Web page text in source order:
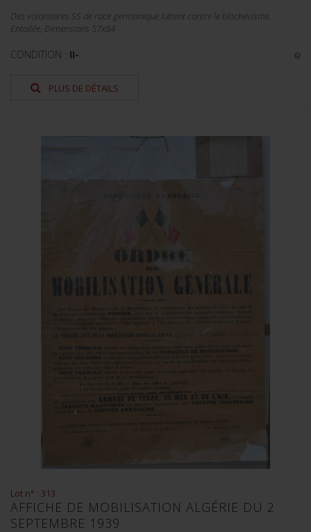
Des volontaires SS de race germanique luttent contre le blochévisme.
Entoilée, Dimensions 57x84
CONDITION : II-
PLUS DE DÉTAILS
Lot n° : 313
AFFICHE DE MOBILISATION ALGÉRIE DU 2
SEPTEMBRE 1939